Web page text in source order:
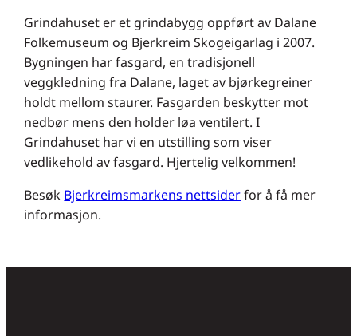
Grindahuset er et grindabygg oppført av Dalane
Folkemuseum og Bjerkreim Skogeigarlag i 2007.
Bygningen har fasgard, en tradisjonell
veggkledning fra Dalane, laget av bjørkegreiner
holdt mellom staurer. Fasgarden beskytter mot
nedbør mens den holder løa ventilert. I
Grindahuset har vi en utstilling som viser
vedlikehold av fasgard. Hjertelig velkommen!
Besøk Bjerkreimsmarkens nettsiderfor å få mer
informasjon.